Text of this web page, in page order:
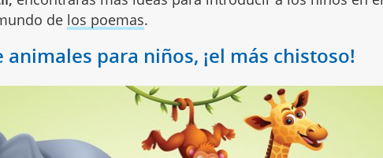
de los poemas.
animales para niños, ¡el más chistoso!